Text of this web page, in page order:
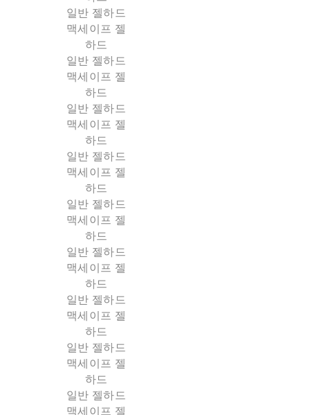
일반 젤하드
맥세이프 젤
하드
일반 젤하드
맥세이프 젤
하드
일반 젤하드
맥세이프 젤
하드
일반 젤하드
맥세이프 젤
하드
일반 젤하드
맥세이프 젤
하드
일반 젤하드
맥세이프 젤
하드
일반 젤하드
맥세이프 젤
하드
일반 젤하드
맥세이프 젤
하드
일반 젤하드
맥세이프 젤